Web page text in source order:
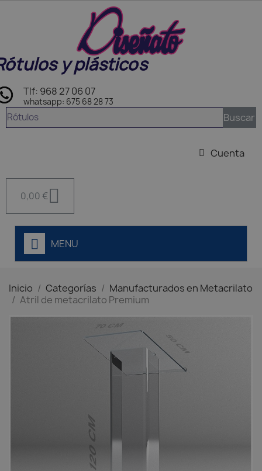
y plásticos
Tlf: 968 27 06 07
whatsapp: 675 68 28 73
Buscar
Cuenta
0,00 €
MENU
Inicio Categorías
Manufacturados en Metacrilato
Atril de metacrilato Premium